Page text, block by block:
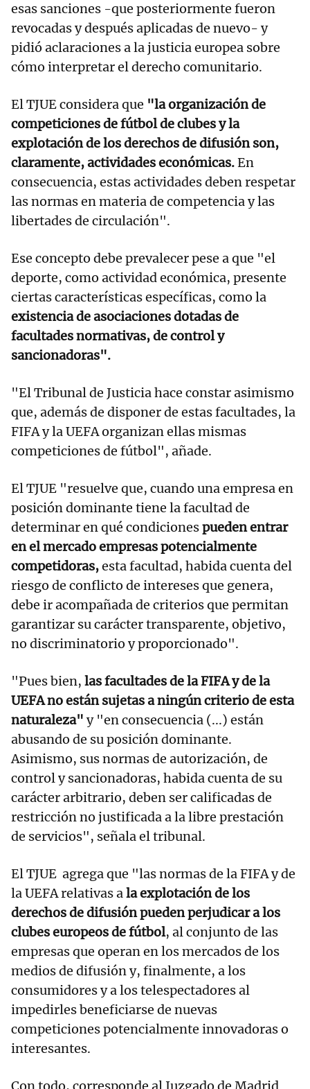
esas sanciones -que posteriormente fueron
revocadas y después aplicadas de nuevo- y
pidió aclaraciones a la justicia europea sobre
cómo interpretar el derecho comunitario.
El TJUE considera que "la organización de
competiciones de fútbol de clubes y la
explotación de los derechos de difusión son,
claramente, actividades económicas.En
consecuencia, estas actividades deben respetar
las normas en materia de competencia y las
libertades de circulación".
Ese concepto debe prevalecer pese a que "el
deporte, como actividad económica, presente
ciertas características específicas, como la
existencia de asociaciones dotadas de
facultades normativas, de control y
sancionadoras".
"El Tribunal de Justicia hace constar asimismo
que, además de disponer de estas facultades, la
FIFA y la UEFA organizan ellas mismas
competiciones de fútbol", añade.
El TJUE "resuelve que, cuando una empresa en
posición dominante tiene la facultad de
determinar en qué condicionespueden entrar
en el mercado empresas potencialmente
competidoras,esta facultad, habida cuenta del
riesgo de conflicto de intereses que genera,
debe ir acompañada de criterios que permitan
garantizar su carácter transparente, objetivo,
no discriminatorio y proporcionado".
"Pues bien, las facultades de la FIFA y de la
UEFA no están sujetas a ningún criterio de esta
naturaleza" y "en consecuencia (...) están
abusando de su posición dominante.
Asimismo, sus normas de autorización, de
control y sancionadoras, habida cuenta de su
carácter arbitrario, deben ser calificadas de
restricción no justificada a la libre prestación
de servicios", señala el tribunal.
El TJUE agrega que "las normas de la FIFA y de
la UEFA relativas ala explotación de los
derechos de difusión pueden perjudicar a los
clubes europeos de fútbol, al conjunto de las
empresas que operan en los mercados de los
medios de difusión y, finalmente, a los
consumidores y a los telespectadores al
impedirles beneficiarse de nuevas
competiciones potencialmente innovadoras o
interesantes.